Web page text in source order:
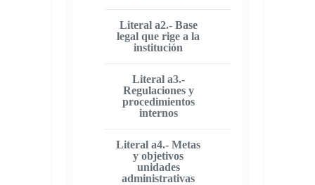
Literal a2.- Base
legal que rige a la
institución
Literal a3.-
Regulaciones y
procedimientos
internos
Literal a4.- Metas
y objetivos
unidades
administrativas